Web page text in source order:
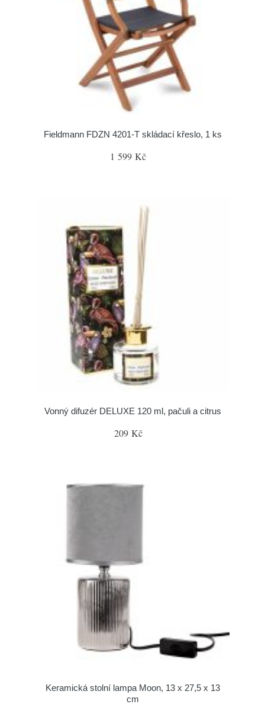
Fieldmann FDZN 4201-T skládací křeslo, 1 ks
1 599 Kč
Vonný difuzér DELUXE 120 ml, pačuli a citrus
209 Kč
Keramická stolní lampa Moon, 13 x 27,5 x 13
cm